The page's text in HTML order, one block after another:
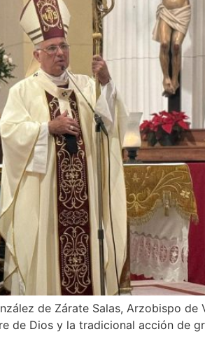
de Zárate Salas, Arzobispo de
de Dios y la tradicional acción de